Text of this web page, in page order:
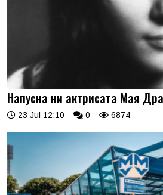
Напусна ни актрисата Мая
23 Jul 12:10 0 6874